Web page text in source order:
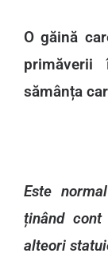
O găină
sămânța
Este
ținând
alteori